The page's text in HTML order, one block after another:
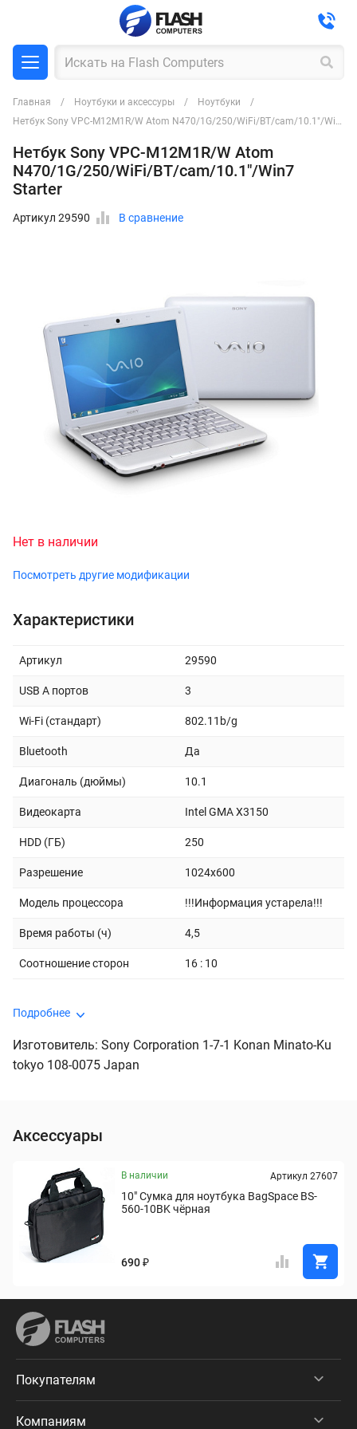
Главная Ноутбуки и аксессуры
Ноутбуки
Нетбук Sony VPC-M12M1R/W Atom N470/1G/250/WiFi/BT/cam/10.1"/Win7 Starter
Нетбук Sony VPC-M12M1R/W Atom
N470/1G/250/WiFi/BT/cam/10.1"/Win7
Starter
Артикул 29590 В сравнение
Нет в наличии
Посмотреть другие модификации
Характеристики
Артикул 29590
USB A портов 3
Wi-Fi (стандарт) 802.11b/g
Bluetooth Да
Диагональ (дюймы) 10.1
Видеокарта Intel GMA X3150
HDD (ГБ) 250
Разрешение 1024x600
Модель процессора !!!Информация устарела!!!
Время работы (ч) 4,5
Соотношение сторон 16 : 10
Подробнее
Изготовитель: Sony Corporation 1-7-1 Konan Minato-Ku
tokyo 108-0075 Japan
Аксессуары
В наличии Артикул 27607
10" Сумка для ноутбука BagSpace BS-
560-10BK чёрная
690 ₽
Покупателям
Компаниям